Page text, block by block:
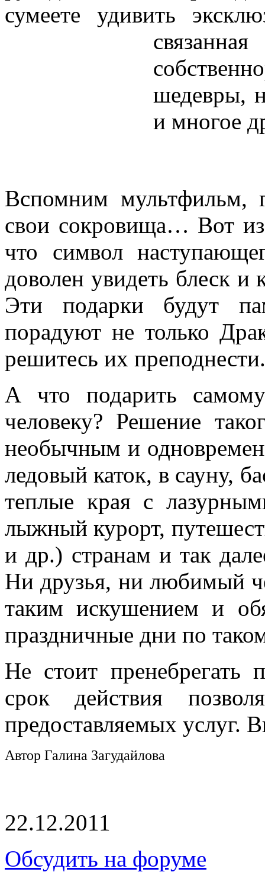
сумеете удивить
шедевры,
и многое
Вспомним мультфильм,
свои сокровища… Вот из
что символ
доволен увидеть блеск
Эти подарки будут
порадуют не только
решитесь их преподнести.
А что подарить
человеку? Решение
необычным и
ледовый каток, в сауну,
теплые края с
лыжный курорт,
и др.) странам и так
Ни друзья, ни любимый
таким искушением и
праздничные дни по
Не стоит пренебрегать
срок действия
предоставляемых услуг.
Автор Галина Загудайлова
22.12.2011
Обсудить на форуме